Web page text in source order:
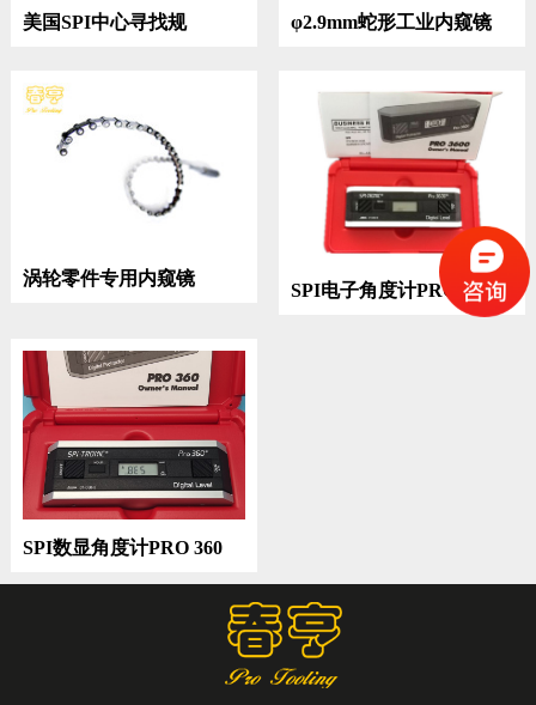
美国SPI中心寻找规 φ2.9mm蛇形工业内窥镜
涡轮零件专用内窥镜
SPI电子角度计PRO 3600
SPI数显角度计PRO 360